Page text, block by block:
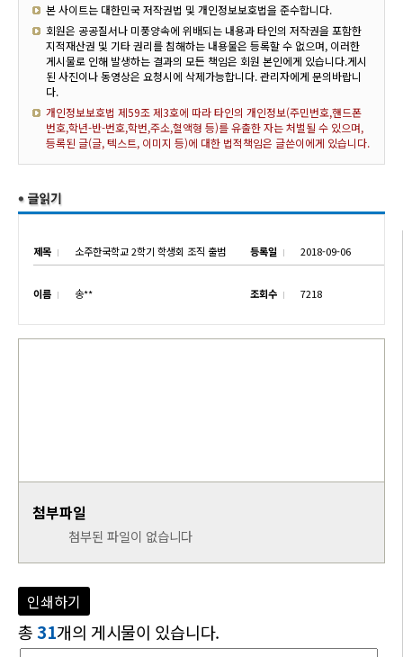
본 사이트는 대한민국 저작권법 및 개인정보보호법을 준수합니다.
회원은 공공질서나 미풍양속에 위배되는 내용과 타인의 저작권을 포함한
지적재산권 및 기타 권리를 침해하는 내용물은 등록할 수 없으며, 이러한
게시물로 인해 발생하는 결과의 모든 책임은 회원 본인에게 있습니다.게시
된 사진이나 동영상은 요청시에 삭제가능합니다. 관리자에게 문의바랍니
다.
개인정보보호법 제59조 제3호에 따라 타인의 개인정보(주민번호,핸드폰
번호,학년-반-번호,학번,주소,혈액형 등)를 유출한 자는 처벌될 수 있으며,
등록된 글(글, 텍스트, 이미지 등)에 대한 법적책임은 글쓴이에게 있습니다.
제목 소주한국학교 2학기 학생회 조직 출범 등록일 2018-09-06
이름 송** 조회수 7218
첨부파일
첨부된 파일이 없습니다
인쇄하기
총 31개의 게시물이 있습니다.